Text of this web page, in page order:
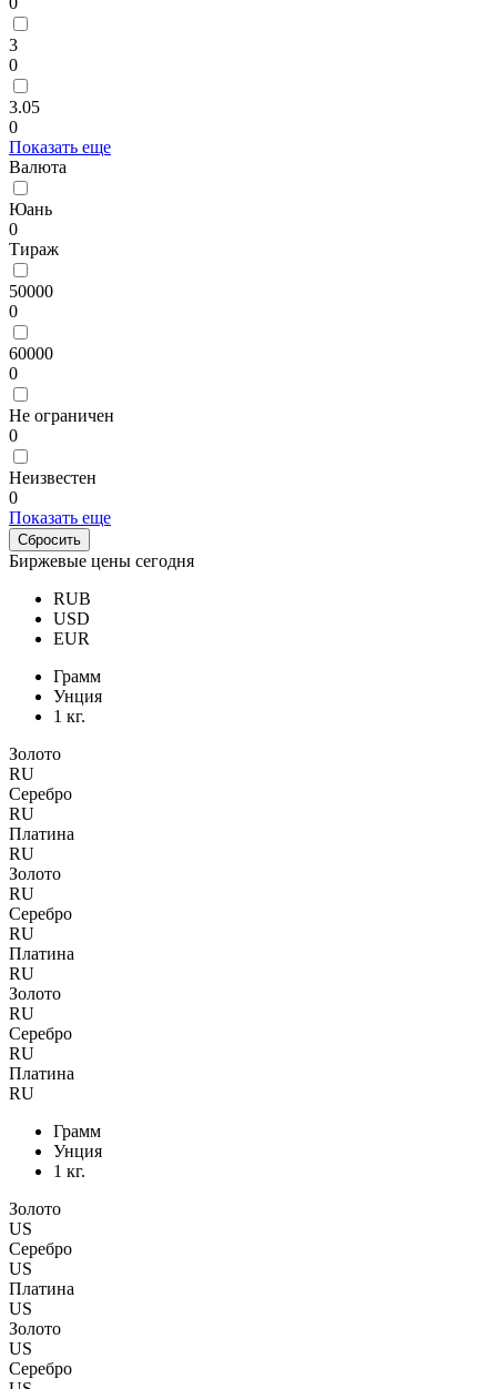
3
0
3.05
0
Показать еще
Валюта
Юань
0
Тираж
50000
0
60000
0
Не ограничен
0
Неизвестен
0
Показать еще
Биржевые цены сегодня
RUB
USD
EUR
Грамм
Унция
1 кг.
Золото
RU
Серебро
RU
Платина
RU
Золото
RU
Серебро
RU
Платина
RU
Золото
RU
Серебро
RU
Платина
RU
Грамм
Унция
1 кг.
Золото
US
Серебро
US
Платина
US
Золото
US
Серебро